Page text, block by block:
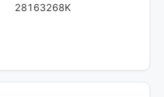
28163268K